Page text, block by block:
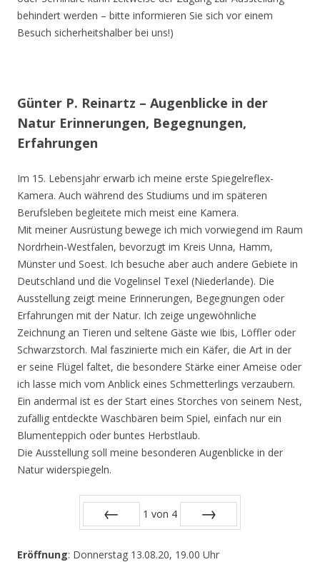
behindert werden – bitte informieren Sie sich vor einem
Besuch sicherheitshalber bei uns!)
Günter P. Reinartz – Augenblicke in der
Natur Erinnerungen, Begegnungen,
Erfahrungen
Im 15. Lebensjahr erwarb ich meine erste Spiegelreflex-
Kamera. Auch während des Studiums und im späteren
Berufsleben begleitete mich meist eine Kamera.
Mit meiner Ausrüstung bewege ich mich vorwiegend im Raum
Nordrhein-Westfalen, bevorzugt im Kreis Unna, Hamm,
Münster und Soest. Ich besuche aber auch andere Gebiete in
Deutschland und die Vogelinsel Texel (Niederlande). Die
Ausstellung zeigt meine Erinnerungen, Begegnungen oder
Erfahrungen mit der Natur. Ich zeige ungewöhnliche
Zeichnung an Tieren und seltene Gäste wie Ibis, Löffler oder
Schwarzstorch. Mal faszinierte mich ein Käfer, die Art in der
er seine Flügel faltet, die besondere Stärke einer Ameise oder
ich lasse mich vom Anblick eines Schmetterlings verzaubern.
Ein andermal ist es der Start eines Storches von seinem Nest,
zufällig entdeckte Waschbären beim Spiel, einfach nur ein
Blumenteppich oder buntes Herbstlaub.
Die Ausstellung soll meine besonderen Augenblicke in der
Natur widerspiegeln.
1 von 4
Eröffnung: Donnerstag 13.08.20, 19.00 Uhr